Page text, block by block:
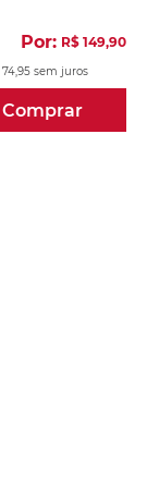
Por: R$ 149,90
7495 sem juros
Comprar